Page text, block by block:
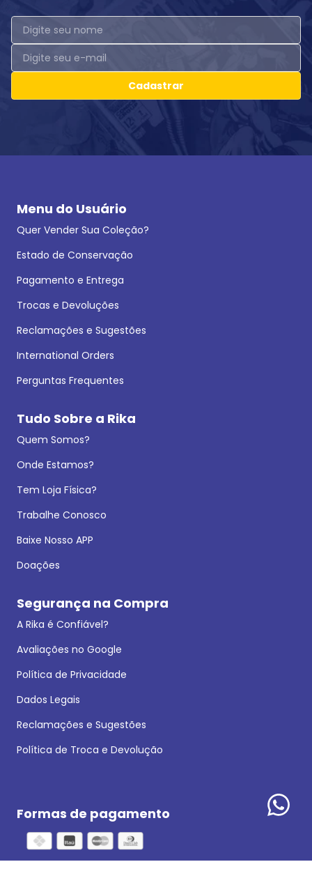
Cadastrar
Menu do Usuário
Quer Vender Sua Coleção?
Estado de Conservação
Pagamento e Entrega
Trocas e Devoluções
Reclamações e Sugestões
International Orders
Perguntas Frequentes
Tudo Sobre a Rika
Quem Somos?
Onde Estamos?
Tem Loja Física?
Trabalhe Conosco
Baixe Nosso APP
Doações
Segurança na Compra
A Rika é Confiável?
Avaliações no Google
Política de Privacidade
Dados Legais
Reclamações e Sugestões
Política de Troca e Devolução
Formas de pagamento